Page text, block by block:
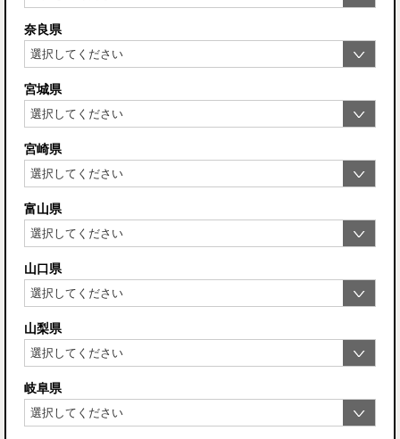
奈良県
宮城県
宮崎県
富山県
山口県
山梨県
岐阜県